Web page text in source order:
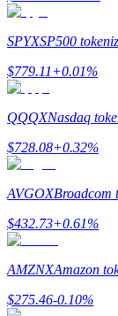
Guide
Futures
Lär dig hur
SPYXSP500
$779.11+0.01%
QQQXNasdaq
$728.08+0.32%
AVGOXBroadcom
$432.73+0.61%
AMZNXAmazon
$275.46-0.10%